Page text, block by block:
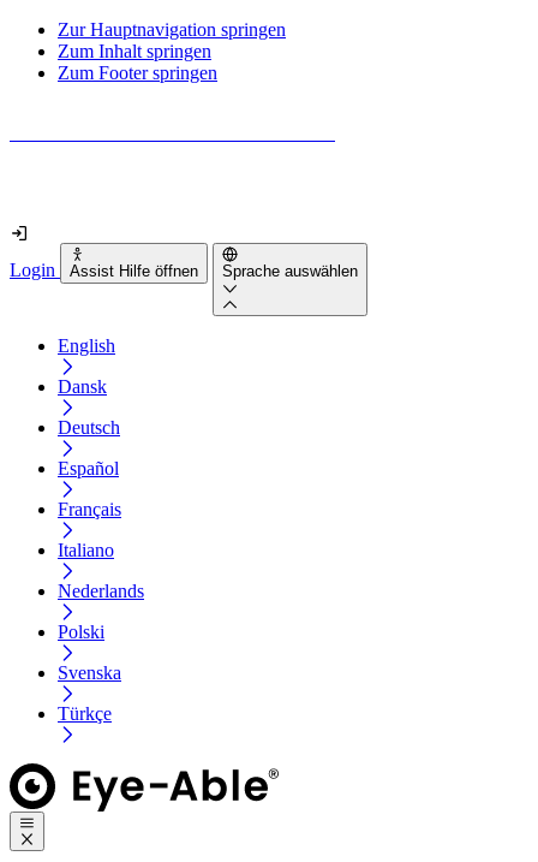
Zur Hauptnavigation springen
Zum Inhalt springen
Zum Footer springen
Login Assist Hilfe öffnen Sprache auswählen
English
Dansk
Deutsch
Español
Français
Italiano
Nederlands
Polski
Svenska
Türkçe